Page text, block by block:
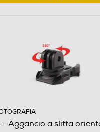
- Aggancio a slitta